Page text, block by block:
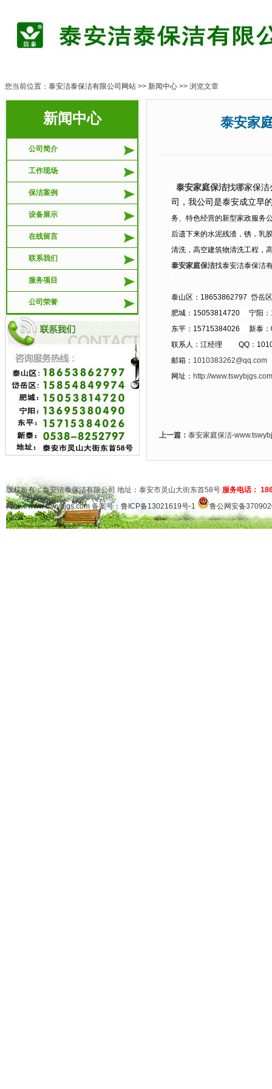
您当前位置： 泰安洁泰保洁有限公司网站>> 新闻中心>> 浏览文章
新闻中心
公司简介
工作现场
保洁案例
设备展示
在线留言
联系我们
服务项目
公司荣誉
泰安家庭
泰安家庭保洁找哪家保洁
司，我公司是泰安成立早
务、特色经营的新型家政服务
后遗下来的水泥残渣，锈，乳
清洗，高空建筑物清洗工程，
泰安家庭保洁找泰安洁泰保洁
泰山区：18653862797 岱岳
肥城：15053814720 宁阳：
东平：15715384026 新泰：
联系人：江经理 QQ：
邮箱： 1010383262@qq.com
网址： http://www.tswybjgs.com
上一篇： 泰安家庭保洁-
版权所有：泰安洁泰保洁有限公司 地址：泰安市灵山大街东首58号 服务电话：
网址：www.tswybjgs.com备案号： 鲁ICP备13021619号-1 鲁公网安备